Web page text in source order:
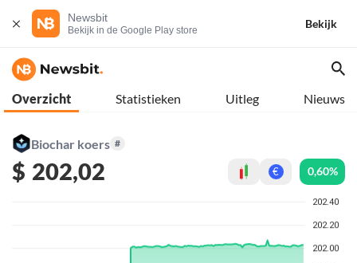
Newsbit
Bekijk in de Google Play store
Bekijk
Overzicht Statistieken Uitleg Nieuws
Biochar koers #
$ 202,02 € 0,60%